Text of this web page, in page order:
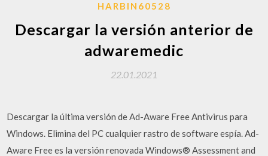
HARBIN60528
Descargar la versión anterior de
adwaremedic
22.01.2021
Descargar la última versión de Ad-Aware Free Antivirus para
Windows. Elimina del PC cualquier rastro de software espía. Ad-
Aware Free es la versión renovada Windows® Assessment and